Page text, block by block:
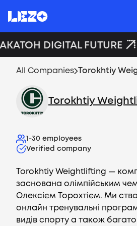
DIGITAL FUTURE
All Companies Torokhtiy
Torokhtiy
1-30 employees
Verified company
Torokhtiy Weightlifting —
заснована олімпійським
Олексієм Торохтієм. Ми
онлайн тренувальні
видів спорту а також багато